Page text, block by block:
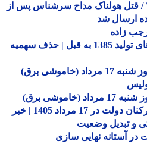
هولناک مداح سرشناس پس از
شد
زاده
محدودیت تردد برای خودرو های تولید 1385 به قبل | حذف سهمیه
برق)
برق)
آخرین وضعیت ساماندهی کارکنان دولت در 17 مرداد 1405 | خبر
تبدیل وضعیت
نهایی سازی